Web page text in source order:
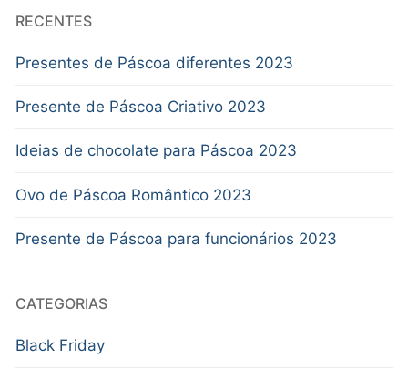
RECENTES
Presentes de Páscoa diferentes 2023
Presente de Páscoa Criativo 2023
Ideias de chocolate para Páscoa 2023
Ovo de Páscoa Romântico 2023
Presente de Páscoa para funcionários 2023
CATEGORIAS
Black Friday